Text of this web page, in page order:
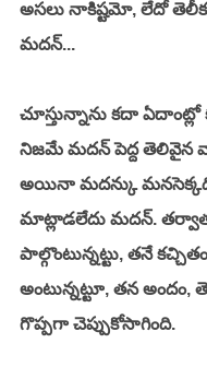
అసలు నాకిష్టమో, లేదో
మదన్...
చూస్తున్నాను కదా ఏదాంట్లో
నిజమే మదన్ పెద్ద తెలివైన
అయినా మదన్కు మనసెక్కడో
మాట్లాడలేదు మదన్.
పాల్గొంటున్నట్టు, తనే
అంటున్నట్టూ, తన
గొప్పగా చెప్పుకోసాగింది.